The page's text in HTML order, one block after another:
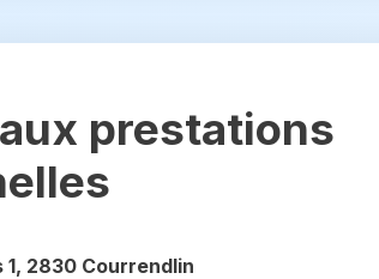
prestations
1, 2830 Courrendlin